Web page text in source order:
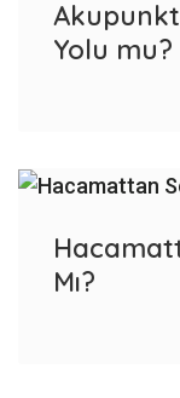
Yolu mu?
Mı?